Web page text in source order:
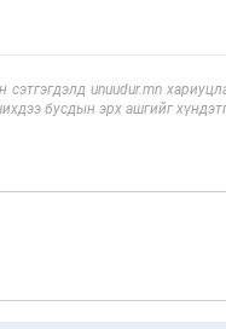
unuudur.mn
бусдын эрх ашгийг